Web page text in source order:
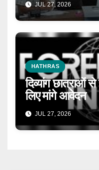
JUL 27, 2026
HATHRAS
दिव्यांग छात्राओं
लिए मांगे आवेदन
JUL 27, 2026